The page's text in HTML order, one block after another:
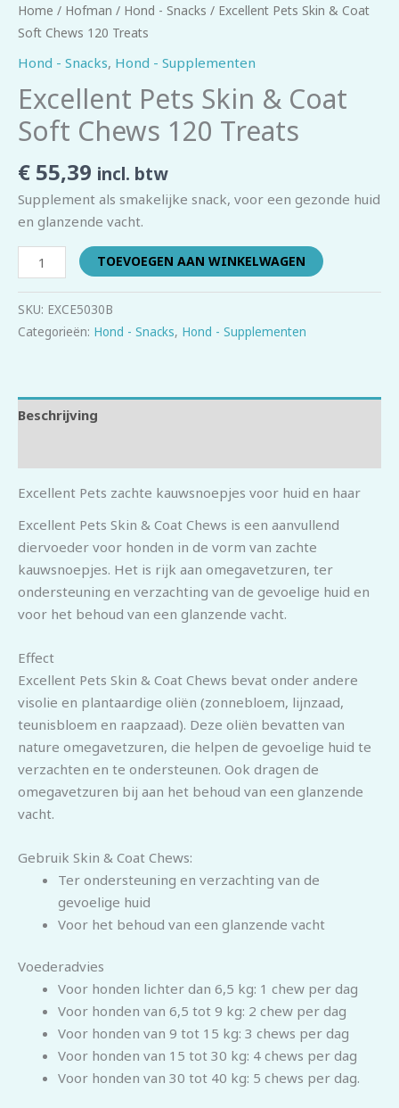
Home / Hofman / Hond - Snacks / Excellent Pets Skin & Coat
Soft Chews 120 Treats
Hond - Snacks, Hond - Supplementen
Excellent Pets Skin & Coat
Soft Chews 120 Treats
€ 55,39 incl. btw
Supplement als smakelijke snack, voor een gezonde huid
en glanzende vacht.
TOEVOEGEN AAN WINKELWAGEN
SKU: EXCE5030B
Categorieën: Hond - Snacks, Hond - Supplementen
Beschrijving
Excellent Pets zachte kauwsnoepjes voor huid en haar
Excellent Pets Skin & Coat Chews is een aanvullend
diervoeder voor honden in de vorm van zachte
kauwsnoepjes. Het is rijk aan omegavetzuren, ter
ondersteuning en verzachting van de gevoelige huid en
voor het behoud van een glanzende vacht.
Effect
Excellent Pets Skin & Coat Chews bevat onder andere
visolie en plantaardige oliën (zonnebloem, lijnzaad,
teunisbloem en raapzaad). Deze oliën bevatten van
nature omegavetzuren, die helpen de gevoelige huid te
verzachten en te ondersteunen. Ook dragen de
omegavetzuren bij aan het behoud van een glanzende
vacht.
Gebruik Skin & Coat Chews:
Ter ondersteuning en verzachting van de
gevoelige huid
Voor het behoud van een glanzende vacht
Voederadvies
Voor honden lichter dan 6,5 kg: 1 chew per dag
Voor honden van 6,5 tot 9 kg: 2 chew per dag
Voor honden van 9 tot 15 kg: 3 chews per dag
Voor honden van 15 tot 30 kg: 4 chews per dag
Voor honden van 30 tot 40 kg: 5 chews per dag.